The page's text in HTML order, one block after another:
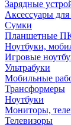
Зарядные
Аксессуары для
Сумки
Планшетные
Ноутбуки,
Игровые
Ультрабуки
Мобильные
Трансформеры
Ноутбуки
Мониторы,
Телевизоры